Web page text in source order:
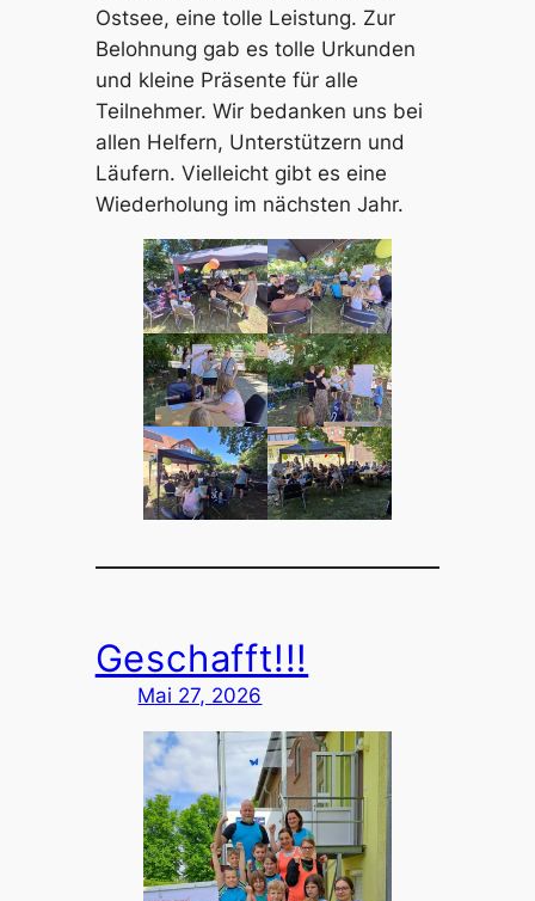
Ostsee, eine tolle Leistung. Zur
Belohnung gab es tolle Urkunden
und kleine Präsente für alle
Teilnehmer. Wir bedanken uns bei
allen Helfern, Unterstützern und
Läufern. Vielleicht gibt es eine
Wiederholung im nächsten Jahr.
Geschafft!!!
Mai 27, 2026